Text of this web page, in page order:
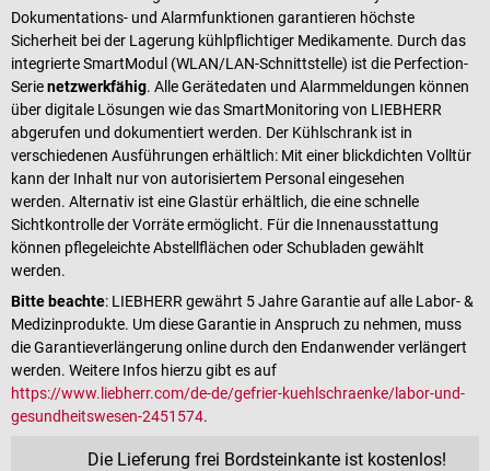
Dokumentations- und Alarmfunktionen garantieren höchste
Sicherheit bei der Lagerung kühlpflichtiger Medikamente. Durch das
integrierte SmartModul (WLAN/LAN-Schnittstelle) ist die Perfection-
Serienetzwerkfähig. Alle Gerätedaten und Alarmmeldungen können
über digitale Lösungen wie das SmartMonitoring von LIEBHERR
abgerufen und dokumentiert werden. Der Kühlschrank ist in
verschiedenen Ausführungen erhältlich: Mit einer blickdichten Volltür
kann der Inhalt nur von autorisiertem Personal eingesehen
werden. Alternativ ist eine Glastür erhältlich, die eine schnelle
Sichtkontrolle der Vorräte ermöglicht. Für die Innenausstattung
können pflegeleichte Abstellflächen oder Schubladen gewählt
werden.
Bitte beachte: LIEBHERR gewährt 5 Jahre Garantie auf alle Labor- &
Medizinprodukte. Um diese Garantie in Anspruch zu nehmen, muss
die Garantieverlängerung online durch den Endanwender verlängert
werden. Weitere Infos hierzu gibt es auf
https://www.liebherr.com/de-de/gefrier-kuehlschraenke/labor-und-
gesundheitswesen-2451574.
Die Lieferung frei Bordsteinkante ist kostenlos!